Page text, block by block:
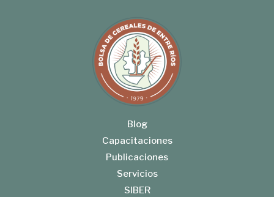
Blog
Capacitaciones
Publicaciones
Servicios
SIBER